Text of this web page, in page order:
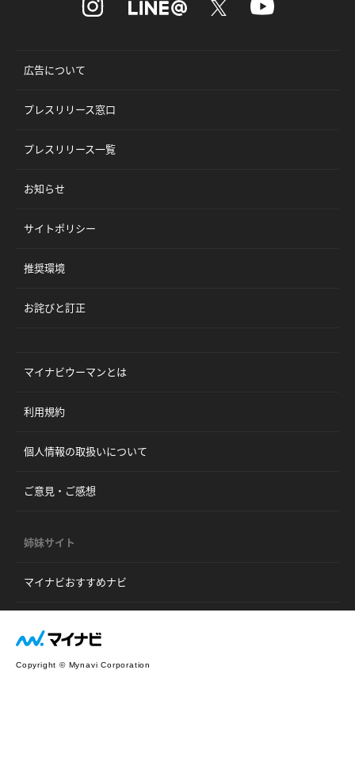
広告について
プレスリリース窓口
プレスリリース一覧
お知らせ
サイトポリシー
推奨環境
お詫びと訂正
マイナビウーマンとは
利用規約
個人情報の取扱いについて
ご意見・ご感想
姉妹サイト
マイナビおすすめナビ
Copyright © Mynavi Corporation